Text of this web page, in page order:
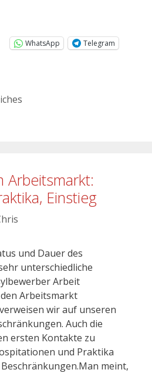
WhatsApp
Telegram
Arbeitsmarkt:
Einstieg
und Dauer des
unterschiedliche
Arbeit
Arbeitsmarkt
wir auf unseren
Auch die
ersten Kontakte zu
und Praktika
meint,